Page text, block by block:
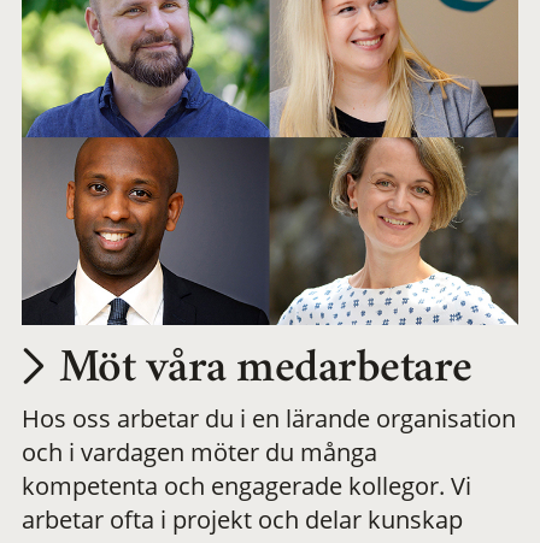
Möt våra medarbetare
Hos oss arbetar du i en lärande organisation
och i vardagen möter du många
kompetenta och engagerade kollegor. Vi
arbetar ofta i projekt och delar kunskap